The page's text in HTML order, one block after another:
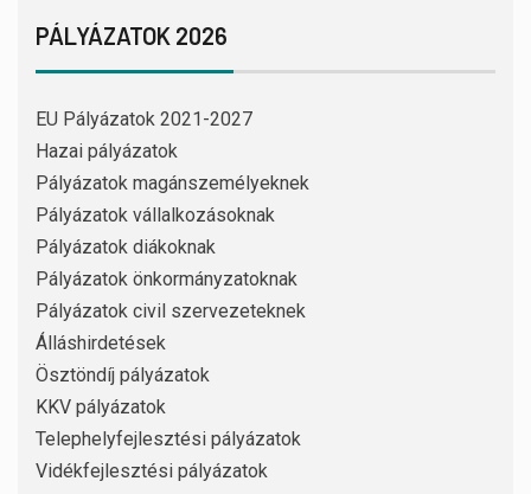
PÁLYÁZATOK 2026
EU Pályázatok 2021-2027
Hazai pályázatok
Pályázatok magánszemélyeknek
Pályázatok vállalkozásoknak
Pályázatok diákoknak
Pályázatok önkormányzatoknak
Pályázatok civil szervezeteknek
Álláshirdetések
Ösztöndíj pályázatok
KKV pályázatok
Telephelyfejlesztési pályázatok
Vidékfejlesztési pályázatok